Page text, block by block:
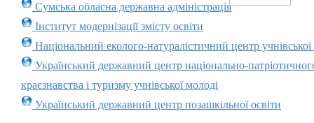
Сумська обласна державна адміністрація
Інститут модернізації змісту освіти
Національний еколого-натуралістичний центр учнівської
Український державний центр національно-
краєзнавства і туризму учнівської молоді
Український державний центр позашкільної освіти